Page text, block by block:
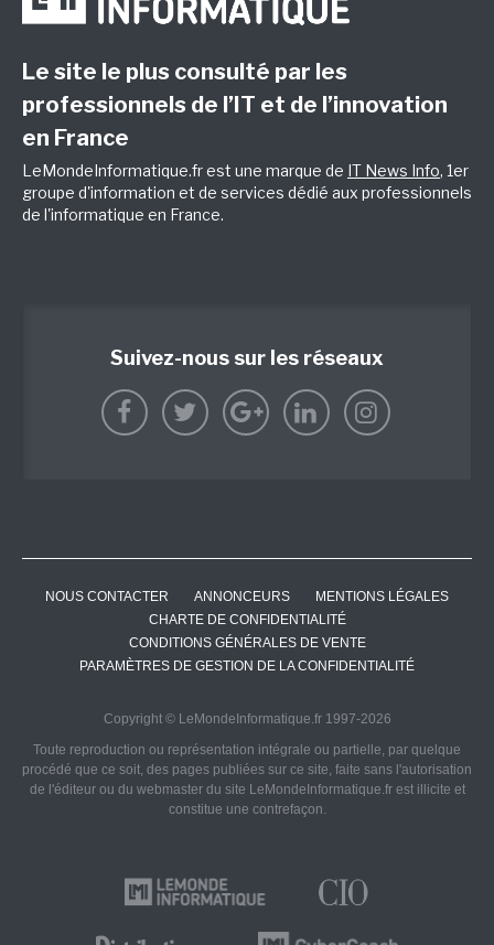
Le site le plus consulté par les
professionnels de l’IT et de l’innovation
en France
LeMondeInformatique.fr est une marque de IT News Info, 1er
groupe d'information et de services dédié aux professionnels
de l'informatique en France.
Suivez-nous sur les réseaux
NOUS CONTACTER ANNONCEURS
MENTIONS LÉGALES
CHARTE DE CONFIDENTIALITÉ
CONDITIONS GÉNÉRALES DE VENTE
PARAMÈTRES DE GESTION DE LA CONFIDENTIALITÉ
Copyright © LeMondeInformatique.fr 1997-2026
Toute reproduction ou représentation intégrale ou partielle, par quelque
procédé que ce soit, des pages publiées sur ce site, faite sans l'autorisation
de l'éditeur ou du webmaster du site LeMondeInformatique.fr est illicite et
constitue une contrefaçon.